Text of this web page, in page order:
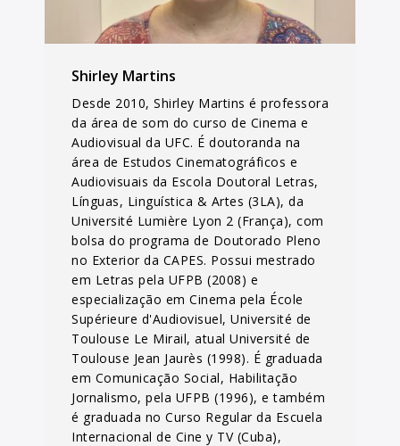
Shirley Martins
Desde 2010, Shirley Martins é professora
da área de som do curso de Cinema e
Audiovisual da UFC. É doutoranda na
área de Estudos Cinematográficos e
Audiovisuais da Escola Doutoral Letras,
Línguas, Linguística & Artes (3LA), da
Université Lumière Lyon 2 (França), com
bolsa do programa de Doutorado Pleno
no Exterior da CAPES. Possui mestrado
em Letras pela UFPB (2008) e
especialização em Cinema pela École
Supérieure d'Audiovisuel, Université de
Toulouse Le Mirail, atual Université de
Toulouse Jean Jaurès (1998). É graduada
em Comunicação Social, Habilitação
Jornalismo, pela UFPB (1996), e também
é graduada no Curso Regular da Escuela
Internacional de Cine y TV (Cuba),